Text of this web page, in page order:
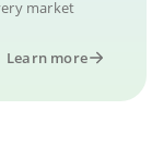
market
Learn more